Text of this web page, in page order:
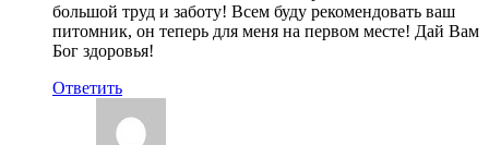
большой труд и заботу! Всем буду рекомендовать ваш
питомник, он теперь для меня на первом месте! Дай Вам
Бог здоровья!
Ответить